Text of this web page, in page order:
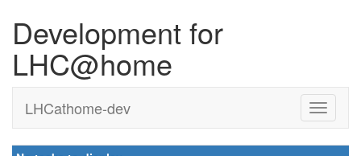
Development for
LHC@home
LHCathome-dev